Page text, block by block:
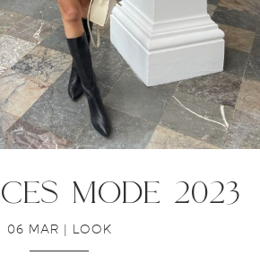
mode 2023
06 MAR | LOOK